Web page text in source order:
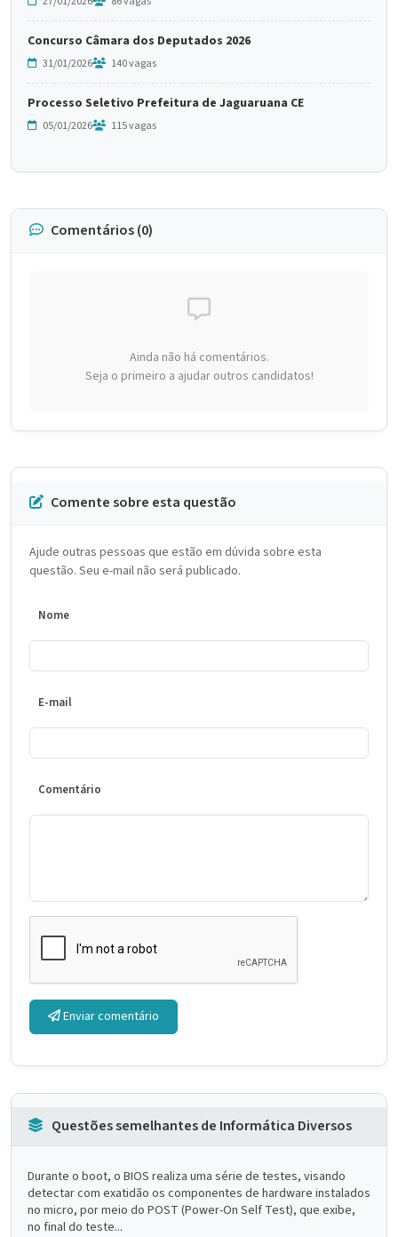
Concurso Câmara dos Deputados 2026
31/01/2026 140 vagas
Processo Seletivo Prefeitura de Jaguaruana CE
05/01/2026 115 vagas
Comentários (0)
Ainda não há comentários.
Seja o primeiro a ajudar outros candidatos!
Comente sobre esta questão
Ajude outras pessoas que estão em dúvida sobre esta
questão. Seu e-mail não será publicado.
Nome
E-mail
Comentário
Enviar comentário
Questões semelhantes de Informática Diversos
Durante o boot, o BIOS realiza uma série de testes, visando
detectar com exatidão os componentes de hardware instalados
no micro, por meio do POST (Power-On Self Test), que exibe,
no final do teste...